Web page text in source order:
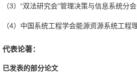
（3）“双法研究会”管理决策与信息系统分
（4）中国系统工程学会能源资源系统工程
代表论著：
已发表的部分论文